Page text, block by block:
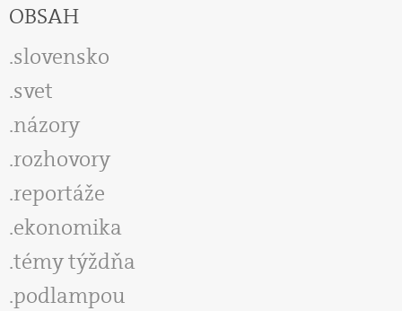
OBSAH
slovensko
svet
názory
rozhovory
reportáže
ekonomika
témy týždňa
podlampou